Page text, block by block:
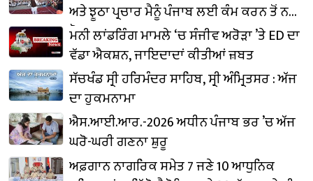
ਅਤੇ ਝੂਠਾ ਪ੍ਰਚਾਰ ਮੈਨੂੰ ਪੰਜਾਬ ਲਈ ਕੰਮ ਕਰਨ ਤੋਂ ਨਹੀਂ
ਰੋਕ ਸਕਦਾ: CM ਮਾਨ
ਮਨੀ ਲਾਂਡਰਿੰਗ ਮਾਮਲੇ ‘ਚ ਸੰਜੀਵ ਅਰੋੜਾ ’ਤੇ ED ਦਾ
ਵੱਡਾ ਐਕਸ਼ਨ, ਜਾਇਦਾਦਾਂ ਕੀਤੀਆਂ ਜ਼ਬਤ
ਸੱਚਖੰਡ ਸ੍ਰੀ ਹਰਿਮੰਦਰ ਸਾਹਿਬ, ਸ੍ਰੀ ਅੰਮ੍ਰਿਤਸਰ : ਅੱਜ
ਦਾ ਹੁਕਮਨਾਮਾ
ਐਸ.ਆਈ.ਆਰ.-2026 ਅਧੀਨ ਪੰਜਾਬ ਭਰ ’ਚ ਅੱਜ
ਘਰੋ-ਘਰੀ ਗਣਨਾ ਸ਼ੁਰੂ
ਅਫ਼ਗਾਨ ਨਾਗਰਿਕ ਸਮੇਤ 7 ਜਣੇ 10 ਆਧੁਨਿਕ